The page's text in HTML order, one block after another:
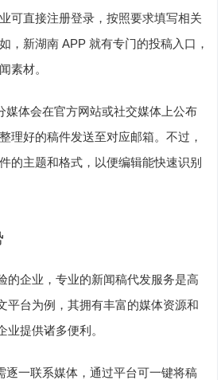
可直接注册登录，按照要求填写相关
，新湖南 APP就有专门的投稿入口，
素材。
媒体会在官方网站或社交媒体上公布
理好的稿件发送至对应邮箱。不过，
的主题和格式，以便编辑能快速识别
的企业，专业的新闻稿代发服务是高
平台为例，其拥有丰富的媒体资源和
业提供诸多便利。
逐一联系媒体，通过平台可一键将稿